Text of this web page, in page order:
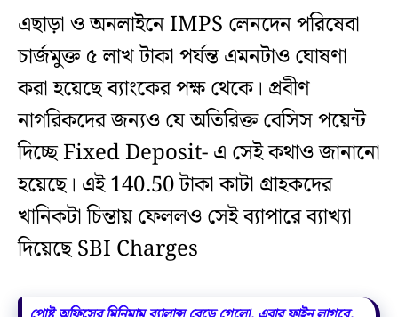
এছাড়া ও অনলাইনে IMPS লেনদেন পরিষেবা
চার্জমুক্ত ৫ লাখ টাকা পর্যন্ত এমনটাও ঘোষণা
করা হয়েছে ব্যাংকের পক্ষ থেকে। প্রবীণ
নাগরিকদের জন্যও যে অতিরিক্ত বেসিস পয়েন্ট
দিচ্ছে Fixed Deposit- এ সেই কথাও জানানো
হয়েছে। এই 140.50 টাকা কাটা গ্রাহকদের
খানিকটা চিন্তায় ফেললও সেই ব্যাপারে ব্যাখ্যা
দিয়েছে SBI Charges